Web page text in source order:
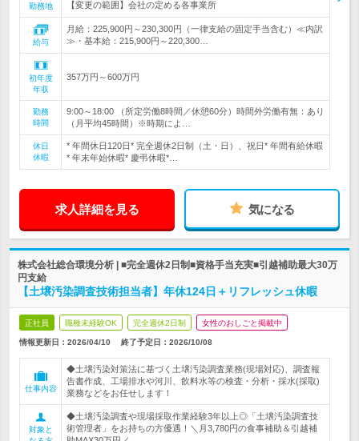
勤務地
【変更の範囲】会社の定める各事業所
給与
月給：225,900円～230,300円（一律支給の固定手当含む）≪内訳
≫・基本給：215,900円～220,300…
初年度
年収
357万円～600万円
勤務
時間
9:00～18:00 （所定労働8時間／休憩60分）時間外労働有無：あり
（月平均45時間）※時期によ…
休日
休暇
* 年間休日120日* 完全週休2日制（土・日）、祝日* 年間有給休暇
* 年末年始休暇* 慶弔休暇*…
求人詳細を見る 気になる
株式会社総合環境分析 | ■完全週休2日制■資格手当充実■引越補助最大30万
円支給
【土壌汚染調査技術担当者】年休124日＋リフレッシュ休暇
正社員 職種未経験OK 完全週休2日制 女性のおしごと掲載中
情報更新日：2026/04/10 終了予定日： 2026/10/08
仕事内容
◆土壌汚染対策法に基づく土壌汚染調査業務(現場対応)、調査報
告書作成、工場排水や河川、飲料水等の検査・分析・採水(採取)
業務などをお任せします！
対象と
◆土壌汚染調査や現場採取作業経験3年以上◎「土壌汚染調査技
術管理者」をお持ちの方優遇！＼月3,780円の食事補助＆引越補